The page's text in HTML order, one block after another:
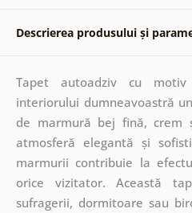
Descrierea produsului și
Tapet autoadziv cu
interiorului dumneavoastră
de marmură bej fină, crem
atmosferă elegantă și
marmurii contribuie la
orice vizitator. Această
sufragerii, dormitoare sau